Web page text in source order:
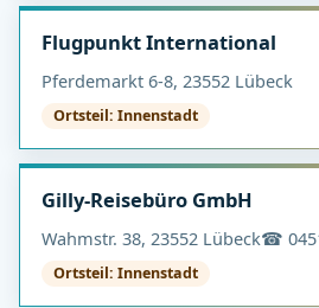
Flugpunkt International
Pferdemarkt 6-8, 23552 Lübeck
Ortsteil: Innenstadt
Gilly-Reisebüro GmbH
Wahmstr. 38, 23552 Lübeck☎
Ortsteil: Innenstadt